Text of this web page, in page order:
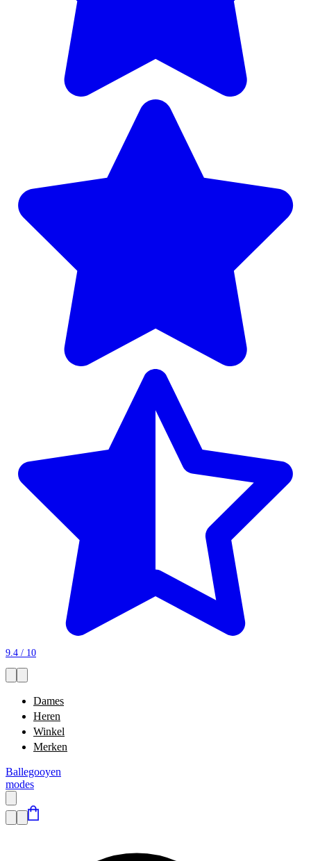
9.4 / 10
Dames
Heren
Winkel
Merken
Ballegooyen
modes